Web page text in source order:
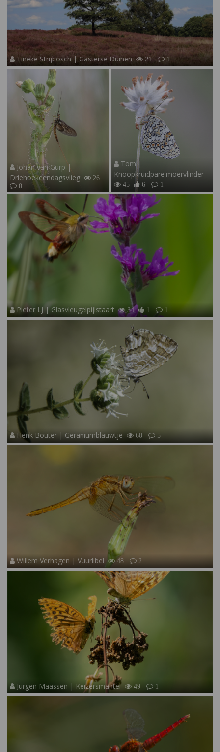
Tineke Strijbosch | Gasterse Duinen 21 1
Johan van Gurp |
Driehoekeendagsvlieg
26
0
Tom |
Knoopkruidparelmoervlinder
45 6 1
Pieter LJ | Glasvleugelpijlstaart 34 1 1
Henk Bouter | Geraniumblauwtje 60 5
Willem Verhagen | Vuurlibel 48 2
Jurgen Maassen | Keizersmantel 49 1